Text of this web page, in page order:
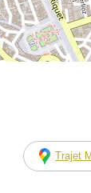
Trajet